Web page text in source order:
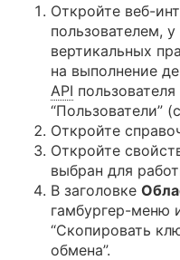
Откройте веб-
пользователем,
вертикальных
на выполнение
API
“Пользователи”
Откройте
Откройте
выбран для
В заголовке
гамбургер-меню
“Скопировать
обмена”.